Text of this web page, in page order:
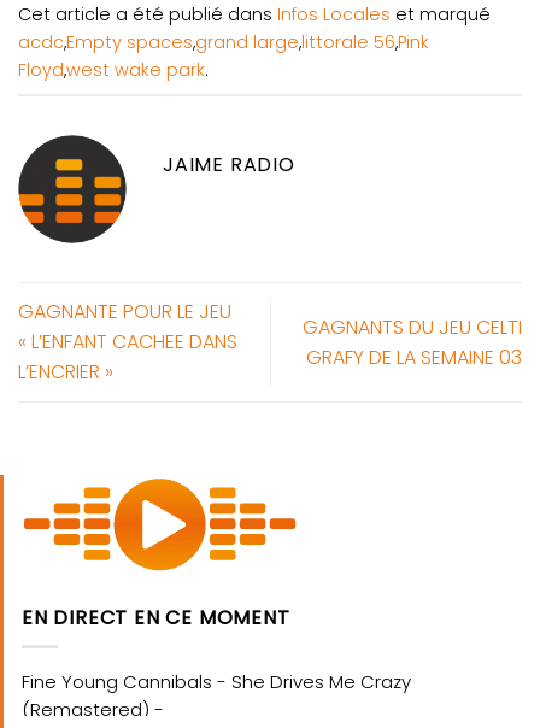
Cet article a été publié dans Infos Locales et marqué
acdc,Empty spaces,grand large,littorale 56,Pink
Floyd,west wake park.
JAIME RADIO
GAGNANTE POUR LE JEU
« L’ENFANT CACHEE DANS
L’ENCRIER »
GAGNANTS DU JEU CELTI
GRAFY DE LA SEMAINE 03
EN DIRECT EN CE MOMENT